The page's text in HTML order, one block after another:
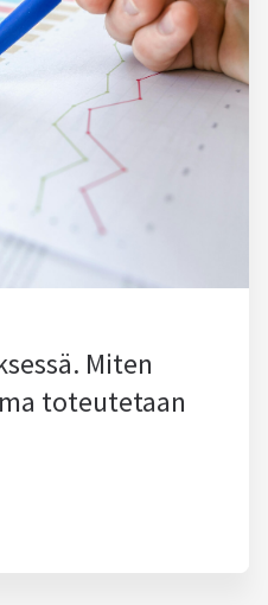
Miten
toteutetaan